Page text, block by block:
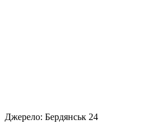
Джерело: Бердянськ 24